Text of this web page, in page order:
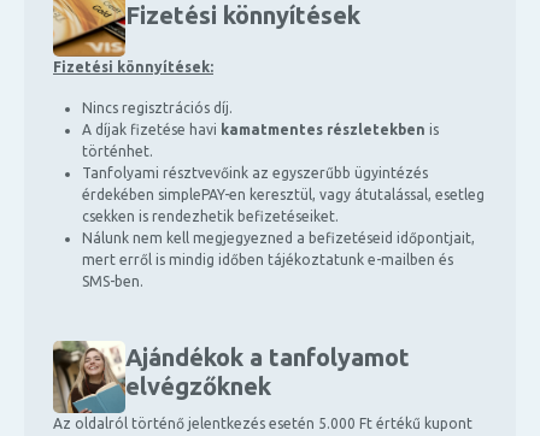
Fizetési könnyítések
Fizetési könnyítések:
Nincs regisztrációs díj.
A díjak fizetése havi kamatmentes részletekben is
történhet.
Tanfolyami résztvevőink az egyszerűbb ügyintézés
érdekében simplePAY-en keresztül, vagy átutalással, esetleg
csekken is rendezhetik befizetéseiket.
Nálunk nem kell megjegyezned a befizetéseid időpontjait,
mert erről is mindig időben tájékoztatunk e-mailben és
SMS-ben.
Ajándékok a tanfolyamot
elvégzőknek
Az oldalról történő jelentkezés esetén 5.000 Ft értékű kupont